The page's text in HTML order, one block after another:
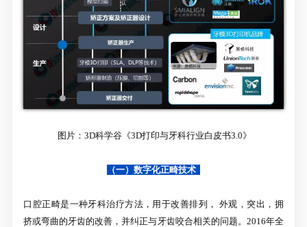
图片：3D科学谷《3D打印与牙科行业白皮书3.0》
（一）数字化正畸技术
口腔正畸是一种牙科治疗方法，用于改善排列， 外观，突出，拥
挤或弯曲的牙齿的改善，并纠正与牙齿咬合相关的问题。2016年全